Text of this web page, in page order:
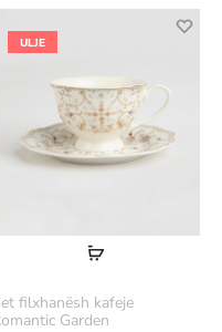
ULJE
Lexoni
shumë
filxhanësh kafeje
Garden